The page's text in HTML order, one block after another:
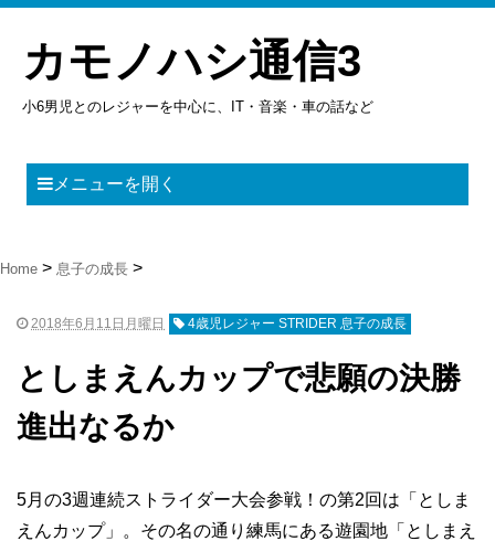
カモノハシ通信3
小6男児とのレジャーを中心に、IT・音楽・車の話など
メニューを開く
Home 息子の成長
2018年6月11日月曜日 4歳児レジャー STRIDER 息子の成長
としまえんカップで悲願の決勝
進出なるか
5月の3週連続ストライダー大会参戦！の第2回は「としま
えんカップ」。その名の通り練馬にある遊園地「としまえ